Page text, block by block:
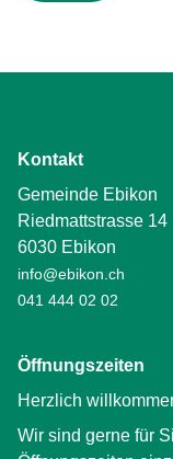
Kontakt
Gemeinde Ebikon
Riedmattstrasse 14
6030 Ebikon
info@ebikon.ch
041 444 02 02
Öffnungszeiten
Herzlich
Wir sind gerne für